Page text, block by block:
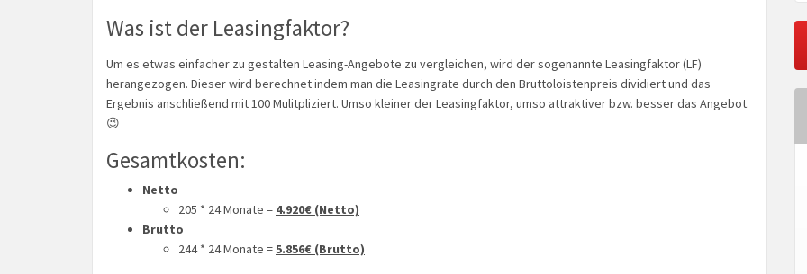
Was ist der Leasingfaktor?
Um es etwas einfacher zu gestalten Leasing-Angebote zu vergleichen, wird der sogenannte Leasingfaktor (LF)
herangezogen. Dieser wird berechnet indem man die Leasingrate durch den Bruttoloistenpreis dividiert und das
Ergebnis anschließend mit 100 Mulitpliziert. Umso kleiner der Leasingfaktor, umso attraktiver bzw. besser das Angebot.
😉
Gesamtkosten:
Netto
205 * 24 Monate = 4.920€ (Netto)
Brutto
244 * 24 Monate =5.856€ (Brutto)